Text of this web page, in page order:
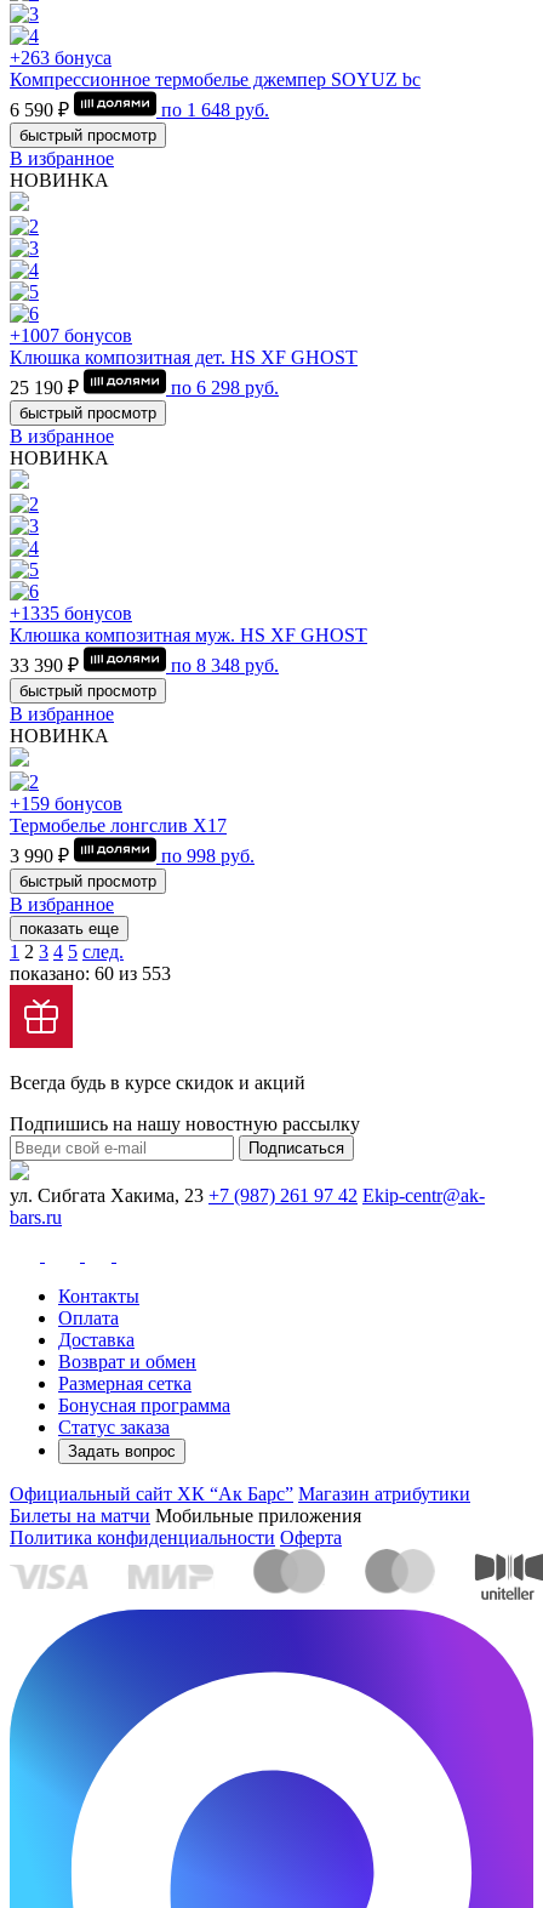
+263 бонуса
Компрессионное термобелье джемпер SOYUZ bc
6 590 ₽
по 1 648 руб.
быстрый просмотр
В избранное
НОВИНКА
+1007 бонусов
Клюшка композитная дет. HS XF GHOST
25 190 ₽
по 6 298 руб.
быстрый просмотр
В избранное
НОВИНКА
+1335 бонусов
Клюшка композитная муж. HS XF GHOST
33 390 ₽
по 8 348 руб.
быстрый просмотр
В избранное
НОВИНКА
+159 бонусов
Термобелье лонгслив Х17
3 990 ₽
по 998 руб.
быстрый просмотр
В избранное
показать еще
1 2 3 4 5 след.
показано: 60 из 553
Всегда будь в курсе скидок и акций
Подпишись на нашу новостную рассылку
Подписаться
ул. Сибгата Хакима, 23 +7 (987) 261 97 42 Ekip-centr@ak-
bars.ru
Контакты
Оплата
Доставка
Возврат и обмен
Размерная сетка
Бонусная программа
Статус заказа
Задать вопрос
Официальный сайт ХК “Ак Барс” Магазин атрибутики
Билеты на матчи Мобильные приложения
Политика конфиденциальности Оферта